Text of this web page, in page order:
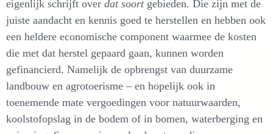
eigenlijk schrijft over dat soortgebieden. Die zijn met de
juiste aandacht en kennis goed te herstellen en hebben ook
een heldere economische component waarmee de kosten
die met dat herstel gepaard gaan, kunnen worden
gefinancierd. Namelijk de opbrengst van duurzame
landbouw en agrotoerisme – en hopelijk ook in
toenemende mate vergoedingen voor natuurwaarden,
koolstofopslag in de bodem of in bomen, waterberging en